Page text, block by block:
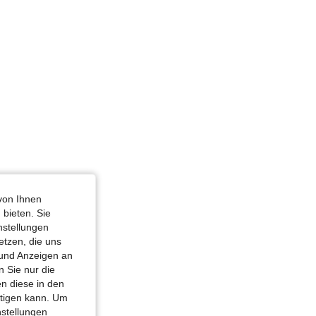
Größe: L
Ihnen
bieten. Sie
die uns
Anzeigen an
Sie nur die
diese in den
kann. Um